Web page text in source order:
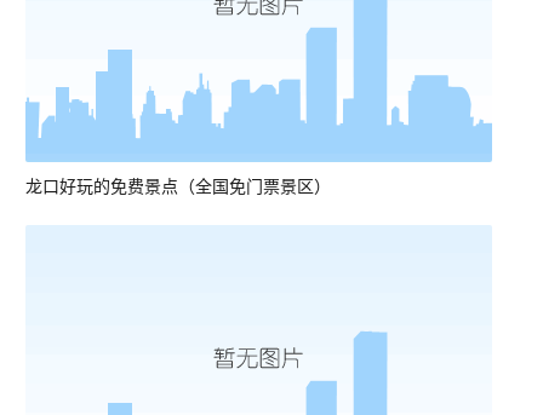
龙口好玩的免费景点（全国免门票景区）